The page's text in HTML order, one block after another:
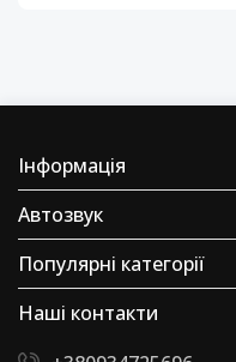
Інформація
Автозвук
Популярні категорії
Наші контакти